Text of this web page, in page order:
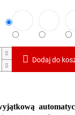
Dodaj do